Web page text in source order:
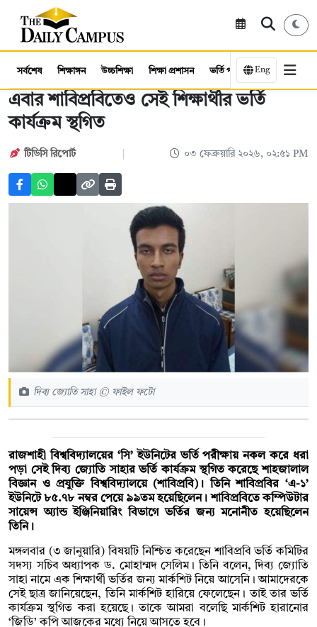
সর্বশেষ শিক্ষাঙ্গন উচ্চশিক্ষা শিক্ষা প্রশাসন ভর্তি পরীক্ষা কর্মসংস্থান
Eng
এবার শাবিপ্রবিতেও সেই শিক্ষার্থীর ভর্তি
কার্যক্রম স্থগিত
টিডিসি রিপোর্ট ০৩ ফেব্রুয়ারি ২০২৬, ০২:৫১ PM
দিব্য জ্যোতি সাহা © ফাইল ফটো
রাজশাহী বিশ্ববিদ্যালয়ের ‘সি’ ইউনিটের ভর্তি পরীক্ষায় নকল করে ধরা
পড়া সেই দিব্য জ্যোতি সাহার ভর্তি কার্যক্রম স্থগিত করেছে শাহজালাল
বিজ্ঞান ও প্রযুক্তি বিশ্ববিদ্যালয়ে (শাবিপ্রবি)। তিনি শাবিপ্রবির ‘এ-১’
ইউনিটে ৮৫.৭৮ নম্বর পেয়ে ৯৯তম হয়েছিলেন। শাবিপ্রবিতে কম্পিউটার
সায়েন্স অ্যান্ড ইঞ্জিনিয়ারিং বিভাগে ভর্তির জন্য মনোনীত হয়েছিলেন
তিনি।
মঙ্গলবার (৩ জানুয়ারি) বিষয়টি নিশ্চিত করেছেন শাবিপ্রবি ভর্তি কমিটির
সদস্য সচিব অধ্যাপক ড. মোহাম্মদ সেলিম। তিনি বলেন, দিব্য জ্যোতি
সাহা নামে এক শিক্ষার্থী ভর্তির জন্য মার্কশিট নিয়ে আসেনি। আমাদেরকে
সেই ছাত্র জানিয়েছেন, তিনি মার্কশিট হারিয়ে ফেলেছেন। তাই তার ভর্তি
কার্যক্রম স্থগিত করা হয়েছে। তাকে আমরা বলেছি মার্কশিট হারানোর
‘জিডি’ কপি আজকের মধ্যে নিয়ে আসতে হবে।